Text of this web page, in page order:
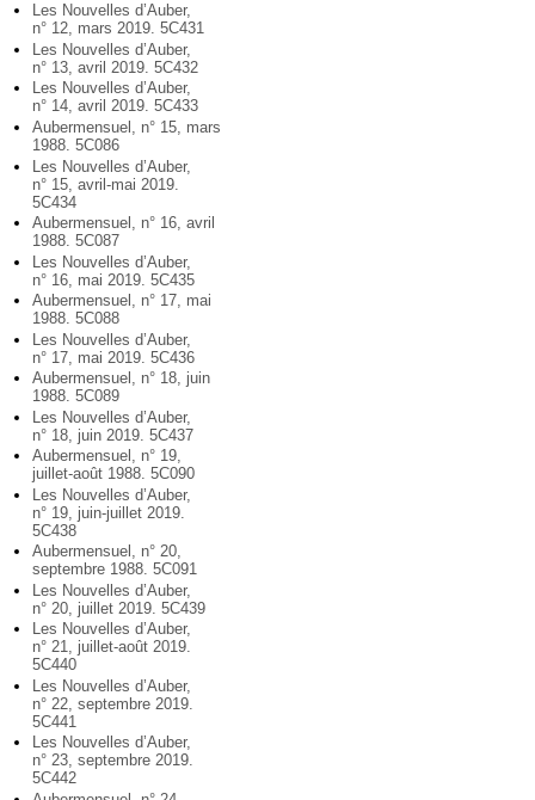
Les Nouvelles d’Auber,
n° 12, mars 2019. 5C431
Les Nouvelles d’Auber,
n° 13, avril 2019. 5C432
Les Nouvelles d’Auber,
n° 14, avril 2019. 5C433
Aubermensuel, n° 15, mars
1988. 5C086
Les Nouvelles d’Auber,
n° 15, avril-mai 2019.
5C434
Aubermensuel, n° 16, avril
1988. 5C087
Les Nouvelles d’Auber,
n° 16, mai 2019. 5C435
Aubermensuel, n° 17, mai
1988. 5C088
Les Nouvelles d’Auber,
n° 17, mai 2019. 5C436
Aubermensuel, n° 18, juin
1988. 5C089
Les Nouvelles d’Auber,
n° 18, juin 2019. 5C437
Aubermensuel, n° 19,
juillet-août 1988. 5C090
Les Nouvelles d’Auber,
n° 19, juin-juillet 2019.
5C438
Aubermensuel, n° 20,
septembre 1988. 5C091
Les Nouvelles d’Auber,
n° 20, juillet 2019. 5C439
Les Nouvelles d’Auber,
n° 21, juillet-août 2019.
5C440
Les Nouvelles d’Auber,
n° 22, septembre 2019.
5C441
Les Nouvelles d’Auber,
n° 23, septembre 2019.
5C442